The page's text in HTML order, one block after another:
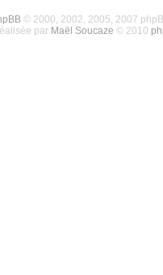
© 2000, 2002, 2005, 2007
par Maël Soucaze © 2010